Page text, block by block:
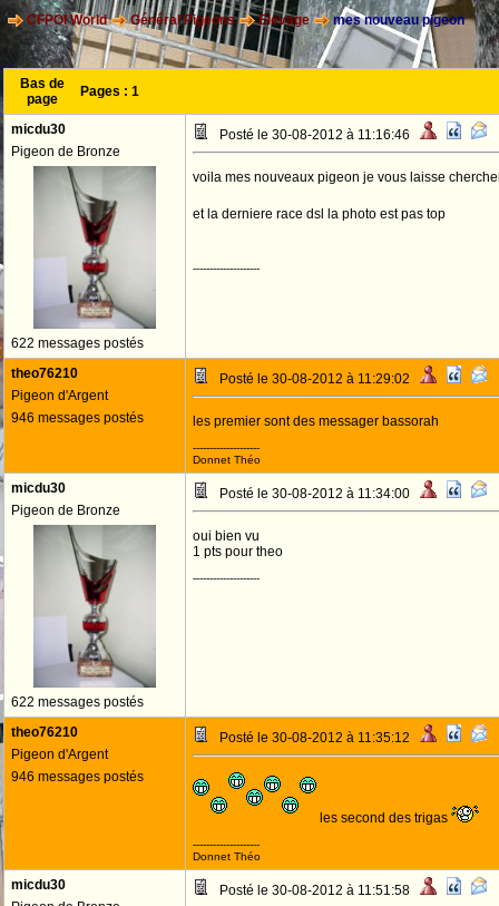
CFPOI World Général Pigeons Elevage mes nouveau pigeon
Bas de
page
Pages : 1
micdu30
Pigeon de Bronze
622 messages postés
Posté le 30-08-2012 à 11:16:46
voila mes nouveaux pigeon je vous laisse
et la derniere race dsl la photo est pas top
--------------------
theo76210
Pigeon d'Argent
946 messages postés
Posté le 30-08-2012 à 11:29:02
les premier sont des messager bassorah
--------------------
Donnet Théo
micdu30
Pigeon de Bronze
622 messages postés
Posté le 30-08-2012 à 11:34:00
oui bien vu
1 pts pour theo
--------------------
theo76210
Pigeon d'Argent
946 messages postés
Posté le 30-08-2012 à 11:35:12
les second des trigas
--------------------
Donnet Théo
micdu30
Posté le 30-08-2012 à 11:51:58